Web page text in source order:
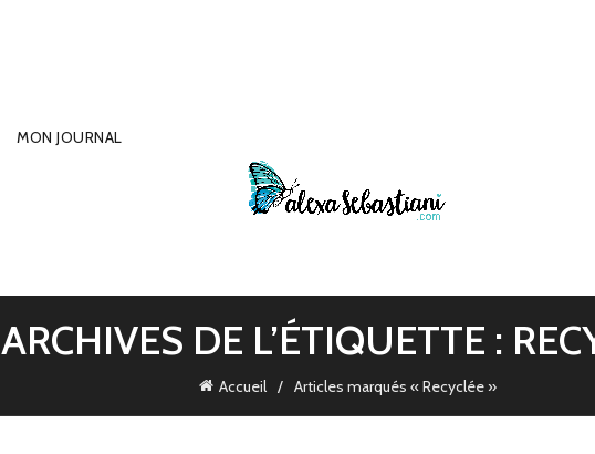
MON JOURNAL
ARCHIVES DE L’ÉTIQUETTE :
Accueil Articles marqués « Recyclée »